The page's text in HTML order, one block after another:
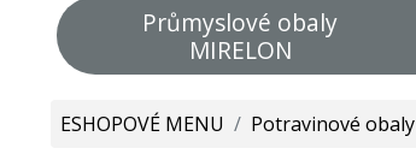
Průmyslové obaly
MIRELON
ESHOPOVÉ MENU / Potravinové obaly